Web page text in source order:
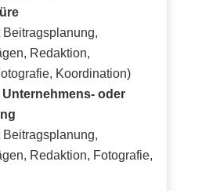
Redaktion,
Koordination)
oder
Redaktion, Fotografie,